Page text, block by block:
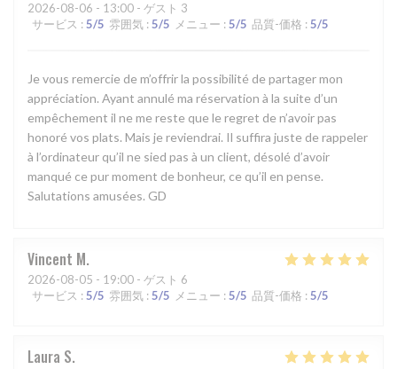
2026-08-06 - 13:00 - ゲスト 3
サービス : 5/5 雰囲気 : 5/5 メニュー : 5/5 品質-価格 : 5/5
Je vous remercie de m’offrir la possibilité de partager mon
appréciation. Ayant annulé ma réservation à la suite d’un
empêchement il ne me reste que le regret de n’avoir pas
honoré vos plats. Mais je reviendrai. Il suffira juste de rappeler
à l’ordinateur qu’il ne sied pas à un client, désolé d’avoir
manqué ce pur moment de bonheur, ce qu’il en pense.
Salutations amusées. GD
Vincent M
2026-08-05 - 19:00 - ゲスト 6
サービス : 5/5 雰囲気 : 5/5 メニュー : 5/5 品質-価格 : 5/5
Laura S